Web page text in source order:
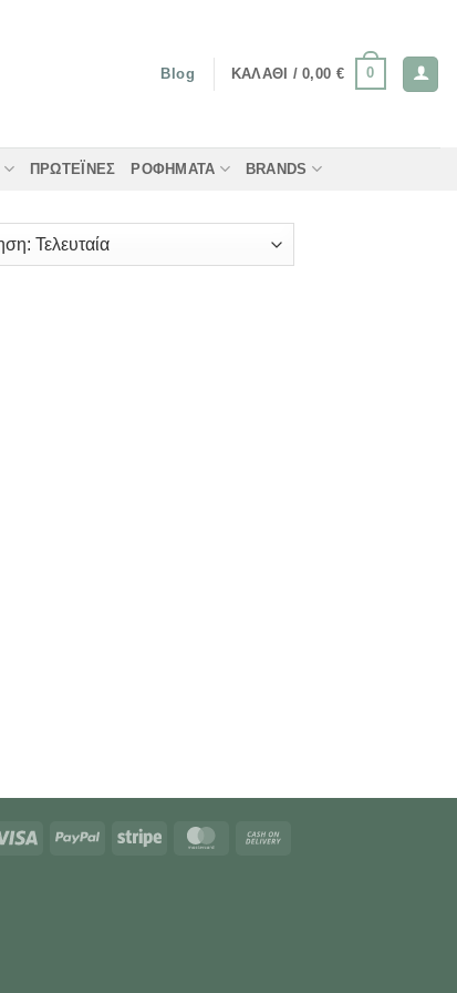
Blog ΚΑΛΆΘΙ /0,00 € 0
ΠΡΩΤΕΪ́ΝΕΣ ΡΟΦΉΜΑΤΑ BRANDS
Visa PayPal Stripe MasterCard